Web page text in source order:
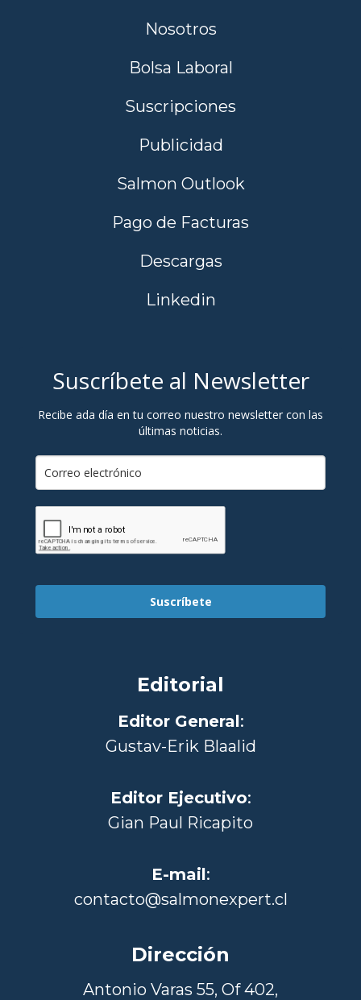
Nosotros
Bolsa Laboral
Suscripciones
Publicidad
Salmon Outlook
Pago de Facturas
Descargas
Linkedin
Suscríbete al Newsletter
Recibe ada día en tu correo nuestro newsletter con las
últimas noticias.
Suscríbete
Editorial
Editor General :
Gustav-Erik Blaalid
Editor Ejecutivo:
Gian Paul Ricapito
E-mail :
contacto@salmonexpert.cl
Dirección
Antonio Varas 55, Of 402,